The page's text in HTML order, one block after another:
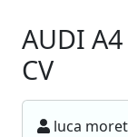
AUDI
CV
luca